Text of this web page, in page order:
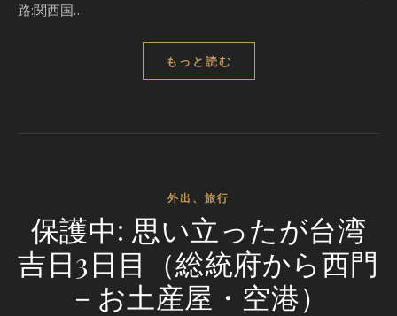
路:関西国…
もっと読む
外出、旅行
保護中: 思い立ったが台湾
吉日3日目（総統府から西門
－お土産屋・空港）